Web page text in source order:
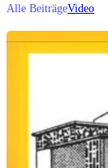
Alle BeiträgeVideo